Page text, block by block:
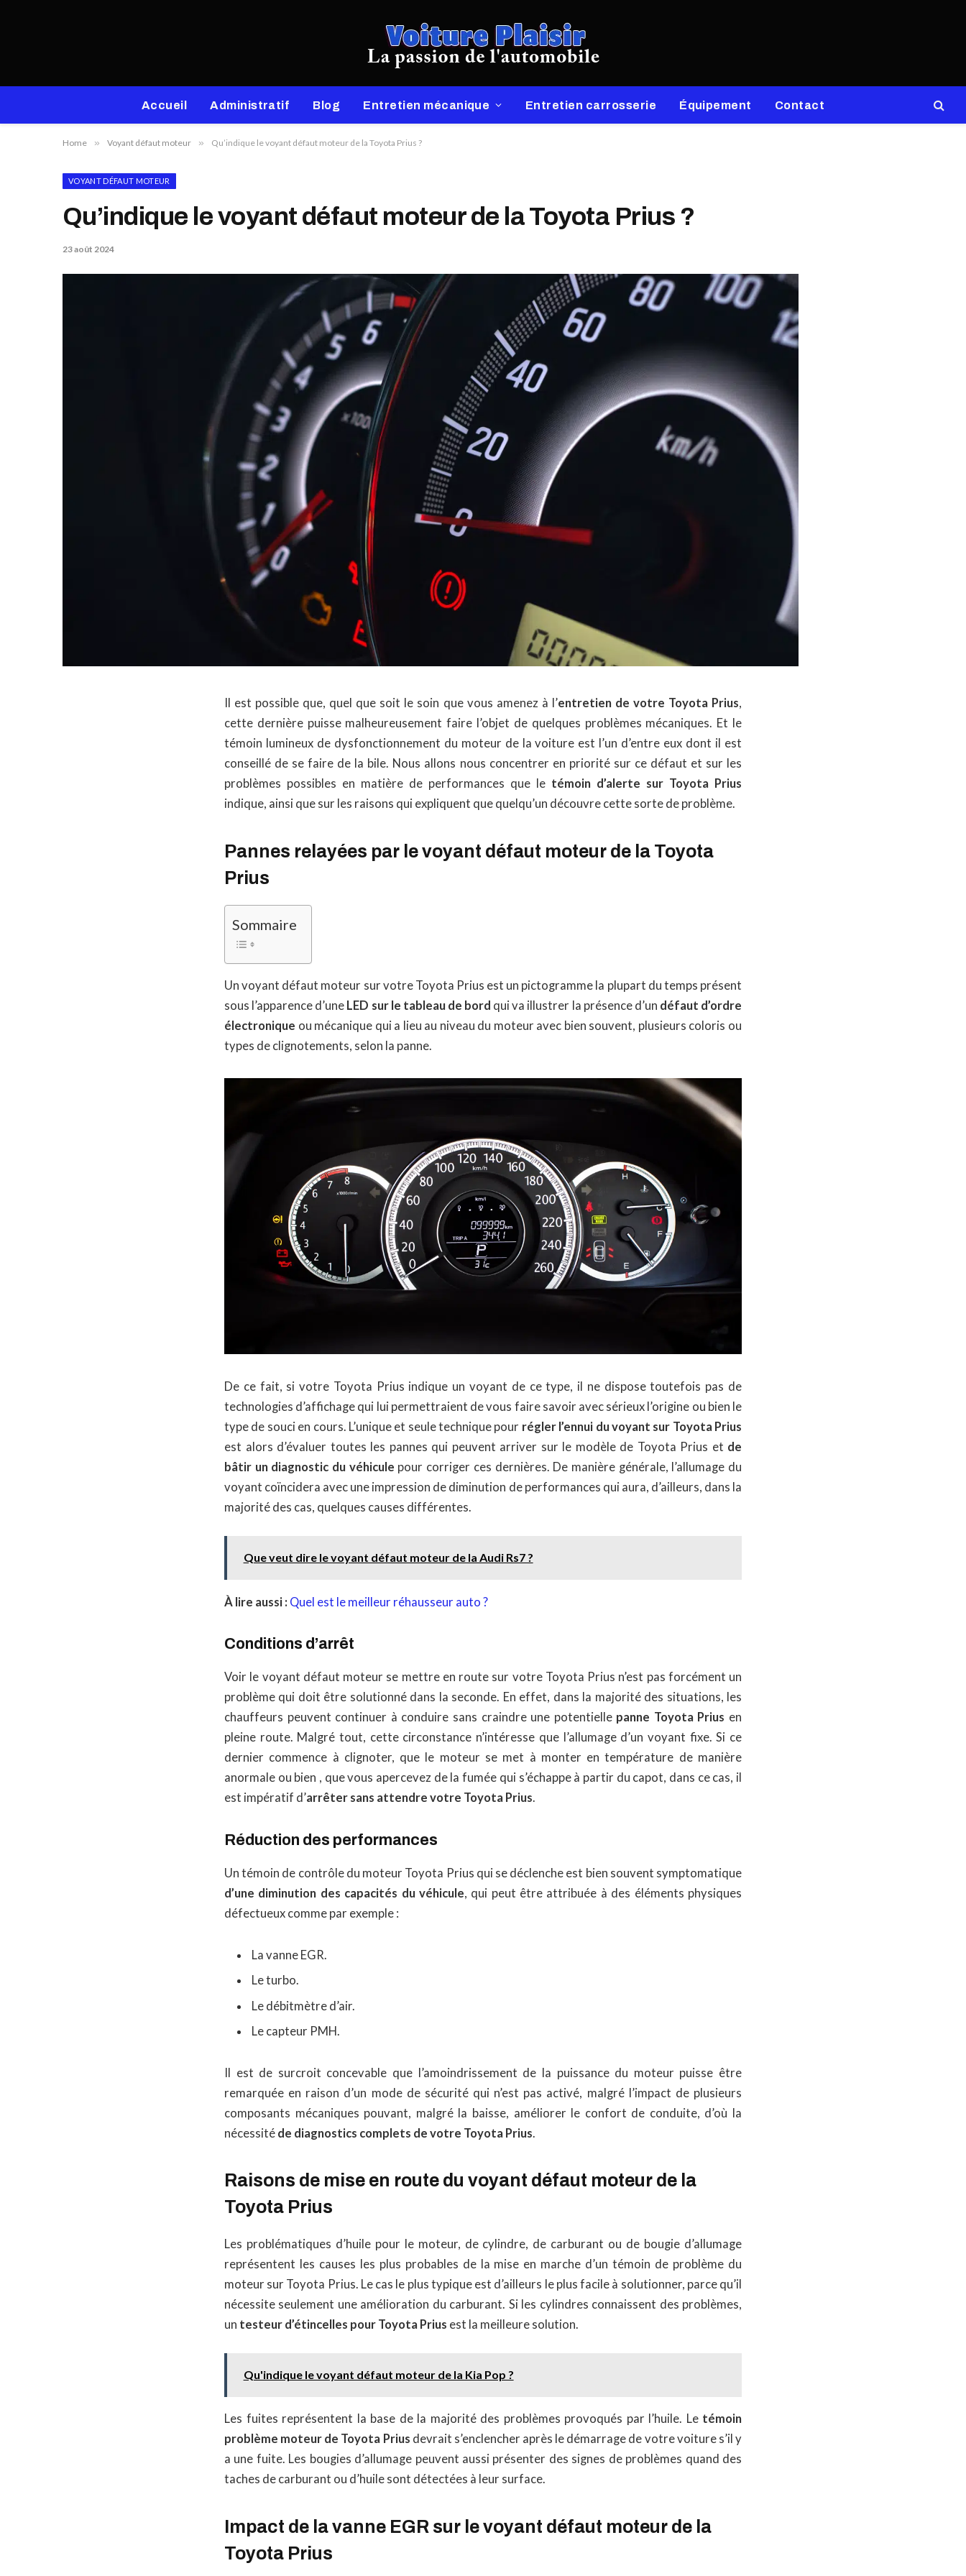
Accueil Administratif Blog Entretien mécanique Entretien carrosserie Équipement Contact
Home » Voyant défaut moteur » Qu’indique le voyant défaut moteur de la Toyota Prius ?
VOYANT DÉFAUT MOTEUR
Qu’indique le voyant défaut moteur de la Toyota Prius ?
23 août 2024
Il est possible que, quel que soit le soin que vous amenez à l’entretien de votre Toyota Prius,
cette dernière puisse malheureusement faire l’objet de quelques problèmes mécaniques. Et le
témoin lumineux de dysfonctionnement du moteur de la voiture est l’un d’entre eux dont il est
conseillé de se faire de la bile. Nous allons nous concentrer en priorité sur ce défaut et sur les
problèmes possibles en matière de performances que le témoin d’alerte sur Toyota Prius
indique, ainsi que sur les raisons qui expliquent que quelqu’un découvre cette sorte de problème.
Pannes relayées par le voyant défaut moteur de la Toyota
Prius
Sommaire
Un voyant défaut moteur sur votre Toyota Prius est un pictogramme la plupart du temps présent
sous l’apparence d’une LED sur le tableau de bord qui va illustrer la présence d’un défaut d’ordre
électronique ou mécanique qui a lieu au niveau du moteur avec bien souvent, plusieurs coloris ou
types de clignotements, selon la panne.
De ce fait, si votre Toyota Prius indique un voyant de ce type, il ne dispose toutefois pas de
technologies d’affichage qui lui permettraient de vous faire savoir avec sérieux l’origine ou bien le
type de souci en cours. L’unique et seule technique pour régler l’ennui du voyant sur Toyota Prius
est alors d’évaluer toutes les pannes qui peuvent arriver sur le modèle de Toyota Prius et de
bâtir un diagnostic du véhicule pour corriger ces dernières. De manière générale, l’allumage du
voyant coïncidera avec une impression de diminution de performances qui aura, d’ailleurs, dans la
majorité des cas, quelques causes différentes.
Que veut dire le voyant défaut moteur de la Audi Rs7 ?
À lire aussi : Quel est le meilleur réhausseur auto ?
Conditions d’arrêt
Voir le voyant défaut moteur se mettre en route sur votre Toyota Prius n’est pas forcément un
problème qui doit être solutionné dans la seconde. En effet, dans la majorité des situations, les
chauffeurs peuvent continuer à conduire sans craindre une potentielle panne Toyota Prius en
pleine route. Malgré tout, cette circonstance n’intéresse que l’allumage d’un voyant fixe. Si ce
dernier commence à clignoter, que le moteur se met à monter en température de manière
anormale ou bien , que vous apercevez de la fumée qui s’échappe à partir du capot, dans ce cas, il
est impératif d’arrêter sans attendre votre Toyota Prius.
Réduction des performances
Un témoin de contrôle du moteur Toyota Prius qui se déclenche est bien souvent symptomatique
d’une diminution des capacités du véhicule, qui peut être attribuée à des éléments physiques
défectueux comme par exemple :
La vanne EGR.
Le turbo.
Le débitmètre d’air.
Le capteur PMH.
Il est de surcroit concevable que l’amoindrissement de la puissance du moteur puisse être
remarquée en raison d’un mode de sécurité qui n’est pas activé, malgré l’impact de plusieurs
composants mécaniques pouvant, malgré la baisse, améliorer le confort de conduite, d’où la
nécessité de diagnostics complets de votre Toyota Prius.
Raisons de mise en route du voyant défaut moteur de la
Toyota Prius
Les problématiques d’huile pour le moteur, de cylindre, de carburant ou de bougie d’allumage
représentent les causes les plus probables de la mise en marche d’un témoin de problème du
moteur sur Toyota Prius. Le cas le plus typique est d’ailleurs le plus facile à solutionner, parce qu’il
nécessite seulement une amélioration du carburant. Si les cylindres connaissent des problèmes,
un testeur d’étincelles pour Toyota Prius est la meilleure solution.
Qu'indique le voyant défaut moteur de la Kia Pop ?
Les fuites représentent la base de la majorité des problèmes provoqués par l’huile. Le témoin
problème moteur de Toyota Prius devrait s’enclencher après le démarrage de votre voiture s’il y
a une fuite. Les bougies d’allumage peuvent aussi présenter des signes de problèmes quand des
taches de carburant ou d’huile sont détectées à leur surface.
Impact de la vanne EGR sur le voyant défaut moteur de la
Toyota Prius